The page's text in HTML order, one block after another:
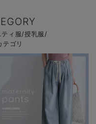
ティ服/授乳服/
テゴリ